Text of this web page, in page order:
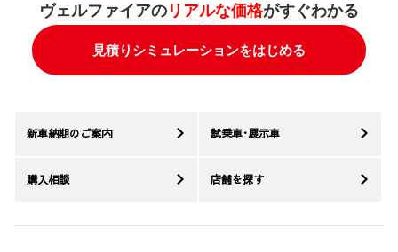
ヴェルファイアの リアルな価格がすぐわかる
見積りシミュレーションをはじめる
新車納期のご案内 試乗車･展示車
購入相談 店舗を探す